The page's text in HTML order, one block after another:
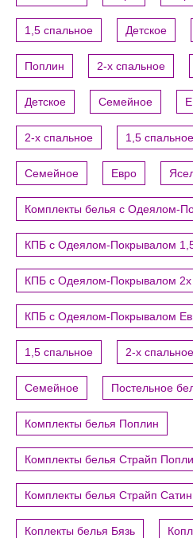
1,5 спальное Детское
Поплин 2-х спальное
Детское Семейное
2-х спальное 1,5 спальное
Семейное Евро
Комплекты белья с Одеялом-
КПБ с Одеялом-Покрывалом
КПБ с Одеялом-Покрывалом 2х
КПБ с Одеялом-Покрывалом
1,5 спальное 2-х спальное
Семейное Постельное
Комплекты белья Поплин
Комплекты белья Страйп
Комплекты белья Страйп Сатин
Коплекты белья Бязь